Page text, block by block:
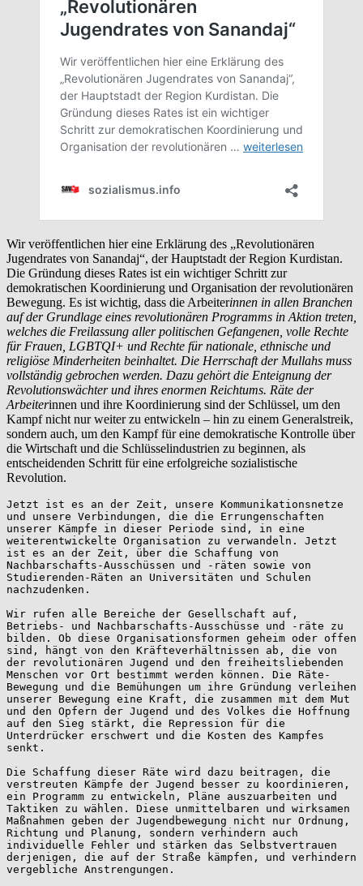
Wir veröffentlichen hier eine Erklärung des „Revolutionären
Jugendrates von Sanandaj“, der Hauptstadt der Region Kurdistan.
Die Gründung dieses Rates ist ein wichtiger Schritt zur
demokratischen Koordinierung und Organisation der revolutionären
Bewegung. Es ist wichtig, dass die Arbeiterinnen in allen Branchen
auf der Grundlage eines revolutionären Programms in Aktion treten,
welches die Freilassung aller politischen Gefangenen, volle Rechte
für Frauen, LGBTQI+ und Rechte für nationale, ethnische und
religiöse Minderheiten beinhaltet. Die Herrschaft der Mullahs muss
vollständig gebrochen werden. Dazu gehört die Enteignung der
Revolutionswächter und ihres enormen Reichtums. Räte der
Arbeiterinnen und ihre Koordinierung sind der Schlüssel, um den
Kampf nicht nur weiter zu entwickeln – hin zu einem Generalstreik,
sondern auch, um den Kampf für eine demokratische Kontrolle über
die Wirtschaft und die Schlüsselindustrien zu beginnen, als
entscheidenden Schritt für eine erfolgreiche sozialistische
Revolution.
Jetzt ist es an der Zeit, unsere Kommunikationsnetze
und unsere Verbindungen, die die Errungenschaften
unserer Kämpfe in dieser Periode sind, in eine
weiterentwickelte Organisation zu verwandeln. Jetzt
ist es an der Zeit, über die Schaffung von
Nachbarschafts-Ausschüssen und -räten sowie von
Studierenden-Räten an Universitäten und Schulen
nachzudenken.
Wir rufen alle Bereiche der Gesellschaft auf,
Betriebs- und Nachbarschafts-Ausschüsse und -räte zu
bilden. Ob diese Organisationsformen geheim oder offen
sind, hängt von den Kräfteverhältnissen ab, die von
der revolutionären Jugend und den freiheitsliebenden
Menschen vor Ort bestimmt werden können. Die Räte-
Bewegung und die Bemühungen um ihre Gründung verleihen
unserer Bewegung eine Kraft, die zusammen mit dem Mut
und den Opfern der Jugend und des Volkes die Hoffnung
auf den Sieg stärkt, die Repression für die
Unterdrücker erschwert und die Kosten des Kampfes
senkt.
Die Schaffung dieser Räte wird dazu beitragen, die
verstreuten Kämpfe der Jugend besser zu koordinieren,
ein Programm zu entwickeln, Pläne auszuarbeiten und
Taktiken zu wählen. Diese unmittelbaren und wirksamen
Maßnahmen geben der Jugendbewegung nicht nur Ordnung,
Richtung und Planung, sondern verhindern auch
individuelle Fehler und stärken das Selbstvertrauen
derjenigen, die auf der Straße kämpfen, und verhindern
vergebliche Anstrengungen.